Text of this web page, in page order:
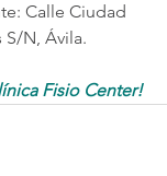
Calle Ciudad
S/N, Ávila.
Fisio Center!